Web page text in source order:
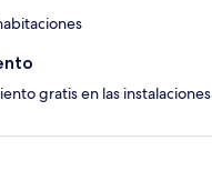
gratis en las instalaciones